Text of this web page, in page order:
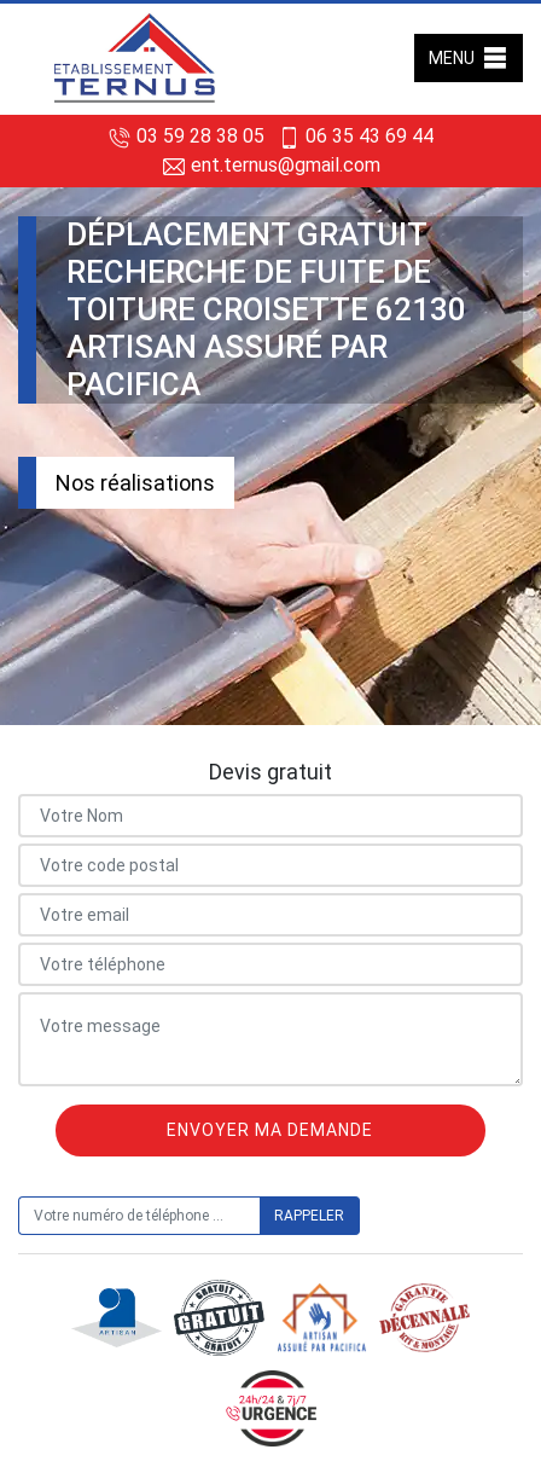
03 59 28 38 05
06 35 43 69 44
ent.ternus@gmail.com
MENU
DÉPLACEMENT GRATUIT
RECHERCHE DE FUITE DE
TOITURE CROISETTE 62130
ARTISAN ASSURÉ PAR
PACIFICA
Nos réalisations
Devis gratuit